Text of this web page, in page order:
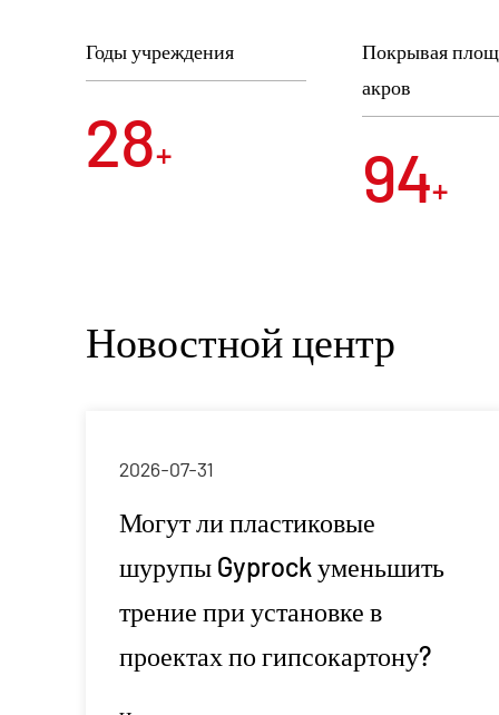
Годы учреждения
30+
Покрывая
акров
100
Новостной центр
2026-07-27
Понимание установки: как
бетонные изоляционные
гвозди влияют на
эффективность проекта